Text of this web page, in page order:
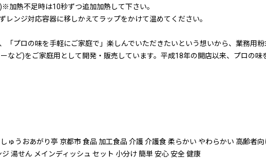
加熱不足時は10秒ずつ追加加熱して下さい。
ンジ対応容器に移しかえてラップをかけて温めてください。
「プロの味を手軽にご家庭で」楽しんでいただきたいという想いから、業務用
など)をご家庭用として開発・販売しています。平成18年の開店以来、プロの
ゅうおあがり亭 京都市 食品 加工食品 介護 介護食 柔らかい やわらかい 高齢者
湯せん メインディッシュ セット 小分け 簡単 安心 安全 健康